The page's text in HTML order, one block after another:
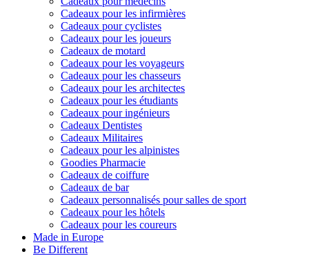
Cadeaux pour les infirmières
Cadeaux pour cyclistes
Cadeaux pour les joueurs
Cadeaux de motard
Cadeaux pour les voyageurs
Cadeaux pour les chasseurs
Cadeaux pour les architectes
Cadeaux pour les étudiants
Cadeaux pour ingénieurs
Cadeaux Dentistes
Cadeaux Militaires
Cadeaux pour les alpinistes
Goodies Pharmacie
Cadeaux de coiffure
Cadeaux de bar
Cadeaux personnalisés pour salles de sport
Cadeaux pour les hôtels
Cadeaux pour les coureurs
Made in Europe
Be Different